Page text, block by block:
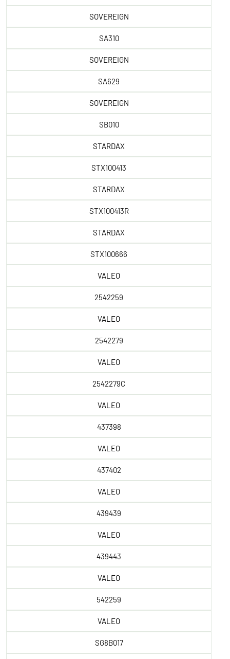
SOVEREIGN
SA310
SOVEREIGN
SA629
SOVEREIGN
SB010
STARDAX
STX100413
STARDAX
STX100413R
STARDAX
STX100666
VALEO
2542259
VALEO
2542279
VALEO
2542279C
VALEO
437398
VALEO
437402
VALEO
439439
VALEO
439443
VALEO
542259
VALEO
SG8B017